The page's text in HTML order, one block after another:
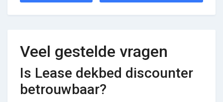
Veel gestelde vragen
Is Lease dekbed discounter
betrouwbaar?